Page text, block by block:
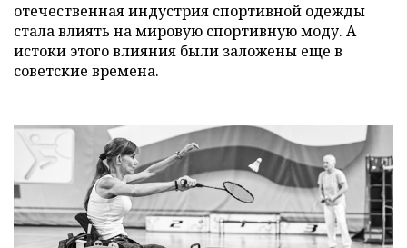
отечественная индустрия спортивной одежды
стала влиять на мировую спортивную моду. А
истоки этого влияния были заложены еще в
советские времена.